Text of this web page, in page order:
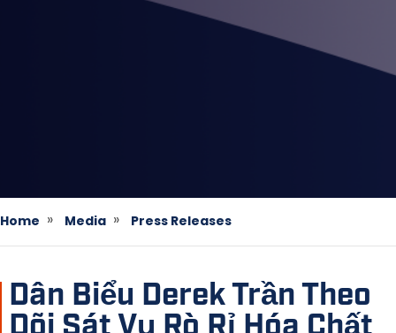
Home Media Press Releases
Dân Biểu Derek Trần Theo